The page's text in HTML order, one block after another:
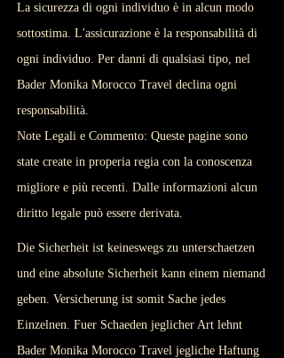
La sicurezza di ogni individuo è in alcun modo
sottostima. L'assicurazione è la responsabilità di
ogni individuo. Per danni di qualsiasi tipo, nel
Bader Monika Morocco Travel declina ogni
responsabilità.
Note Legali e Commento: Queste pagine sono
state create in properia regia con la conoscenza
migliore e più recenti. Dalle informazioni alcun
diritto legale può essere derivata.
Die Sicherheit ist keineswegs zu unterschaetzen
und eine absolute Sicherheit kann einem niemand
geben. Versicherung ist somit Sache jedes
Einzelnen. Fuer Schaeden jeglicher Art lehnt
Bader Monika Morocco Travel jegliche Haftung